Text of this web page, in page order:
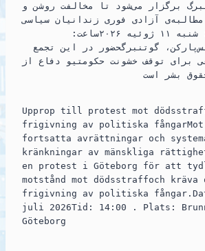
b
o
t
a
r
t
s
A
p
p
g
r
a
m
برگزار می‌شود تا مخالفت روشن و
آزادی فوری زندانیان سیاسی
اعلام گردد.زمان: شنبه ۱۱ ژوئیه ۲۰۲۶ساعت:
گوتنبرگحضور در این تجمع
برای توقف خشونت حکومتیو دفاع از
Upprop till protest mot
frigivning av politiska fångarMot
fortsatta avrättningar och
kränkningar av mänskliga
en protest i Göteborg för att
motstånd mot dödsstraffoch kräva
frigivning av politiska
juli 2026Tid: 14:00 . Plats:
Göteborg